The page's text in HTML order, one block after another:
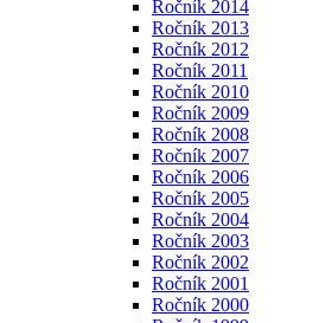
Ročník 2014
Ročník 2013
Ročník 2012
Ročník 2011
Ročník 2010
Ročník 2009
Ročník 2008
Ročník 2007
Ročník 2006
Ročník 2005
Ročník 2004
Ročník 2003
Ročník 2002
Ročník 2001
Ročník 2000